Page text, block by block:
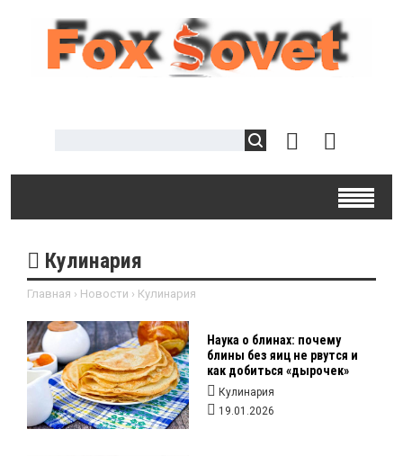
Кулинария
Главная › Новости › Кулинария
Наука о блинах: почему
блины без яиц не рвутся и
как добиться «дырочек»
Кулинария
19.01.2026